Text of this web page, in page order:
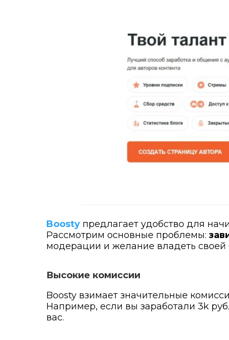
Boosty предлагает удобство для
Рассмотрим основные проблемы:
модерации и желание владеть своей
Высокие комиссии
Boosty взимает значительные
Например, если вы заработали 3k
вас.